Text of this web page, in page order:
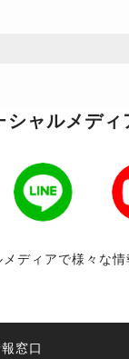
シャルメディ
LINE
ディアで様々な情
窓口